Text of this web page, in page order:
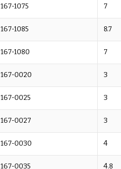
167-1075 7
167-1085 8.7
167-1080 7
167-0020 3
167-0025 3
167-0027 3
167-0030 4
167-0035 4.8